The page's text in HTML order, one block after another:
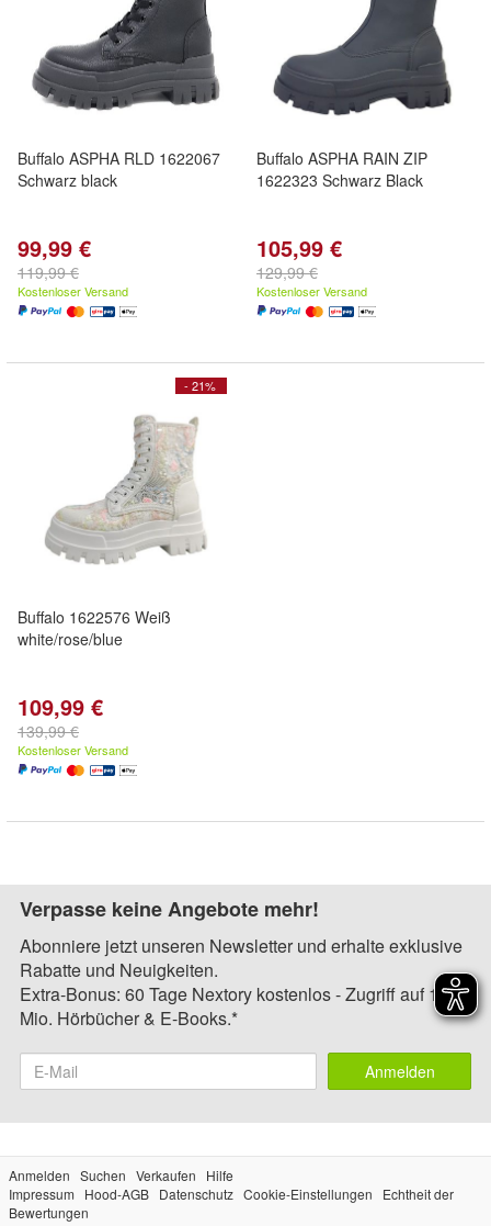
Buffalo ASPHA RLD 1622067
Schwarz black
99,99 €
119,99 €
Kostenloser Versand
Buffalo ASPHA RAIN ZIP
1622323 Schwarz Black
105,99 €
129,99 €
Kostenloser Versand
- 21%
Buffalo 1622576 Weiß
white/rose/blue
109,99 €
139,99 €
Kostenloser Versand
Verpasse keine Angebote mehr!
Abonniere jetzt unseren Newsletter und erhalte exklusive
Rabatte und Neuigkeiten.
Extra-Bonus: 60 Tage Nextory kostenlos - Zugriff auf 1,4
Mio. Hörbücher & E-Books.*
Anmelden
Anmelden Suchen Verkaufen
Hilfe
Impressum
Hood-AGB Datenschutz Cookie-Einstellungen
Echtheit der
Bewertungen